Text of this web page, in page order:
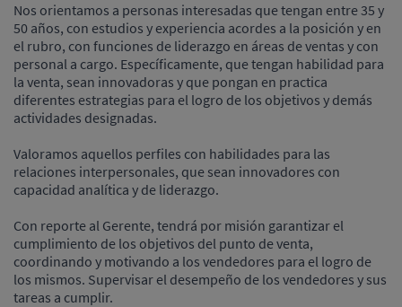
Nos orientamos a personas interesadas que tengan entre 35 y
50 años, con estudios y experiencia acordes a la posición y en
el rubro, con funciones de liderazgo en áreas de ventas y con
personal a cargo. Específicamente, que tengan habilidad para
la venta, sean innovadoras y que pongan en practica
diferentes estrategias para el logro de los objetivos y demás
actividades designadas.
Valoramos aquellos perfiles con habilidades para las
relaciones interpersonales, que sean innovadores con
capacidad analítica y de liderazgo.
Con reporte al Gerente, tendrá por misión garantizar el
cumplimiento de los objetivos del punto de venta,
coordinando y motivando a los vendedores para el logro de
los mismos. Supervisar el desempeño de los vendedores y sus
tareas a cumplir.